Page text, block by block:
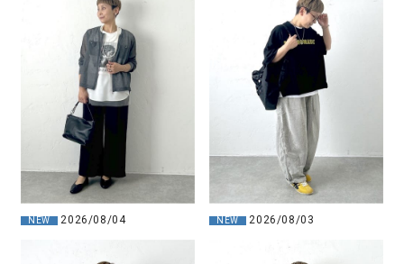
NEW 2026/08/04 NEW 2026/08/03